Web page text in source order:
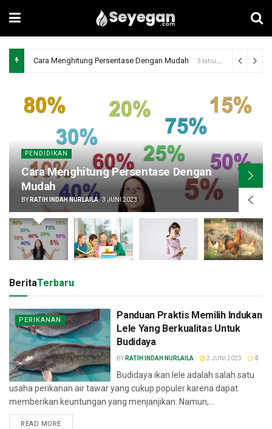
Cara Menghitung Persentase Dengan Mudah 3 tahun ago
PENDIDIKAN
Cara Menghitung Persentase Dengan
Mudah
BY RATIH INDAH NURLAILA 3 JUNI 2023
BeritaTerbaru
PERIKANAN
Panduan Praktis Memilih Indukan
Lele Yang Berkualitas Untuk
Budidaya
BY RATIH INDAH NURLAILA 2 JUNI 2023 0
Budidaya ikan lele adalah salah satu
usaha perikanan air tawar yang cukup populer karena dapat
memberikan keuntungan yang menjanjikan. Namun,...
READ MORE